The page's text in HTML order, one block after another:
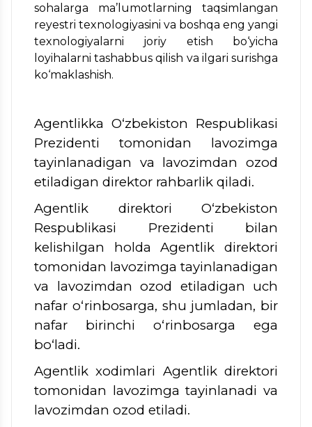
sohalarga ma’lumotlarning taqsimlangan
reyestri texnologiyasini va boshqa eng yangi
texnologiyalarni joriy etish bo‘yicha
loyihalarni tashabbus qilish va ilgari surishga
ko‘maklashish.
Agentlikka O‘zbekiston Respublikasi
Prezidenti tomonidan lavozimga
tayinlanadigan va lavozimdan ozod
etiladigan direktor rahbarlik qiladi.
Agentlik direktori O‘zbekiston
Respublikasi Prezidenti bilan
kelishilgan holda Agentlik direktori
tomonidan lavozimga tayinlanadigan
va lavozimdan ozod etiladigan uch
nafar o‘rinbosarga, shu jumladan, bir
nafar birinchi o‘rinbosarga ega
bo‘ladi.
Agentlik xodimlari Agentlik direktori
tomonidan lavozimga tayinlanadi va
lavozimdan ozod etiladi.